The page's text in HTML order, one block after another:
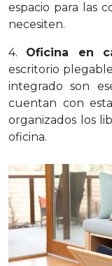
espacio para las
necesiten.
4. Oficina en
escritorio
integrado son
cuentan con
organizados los
oficina.